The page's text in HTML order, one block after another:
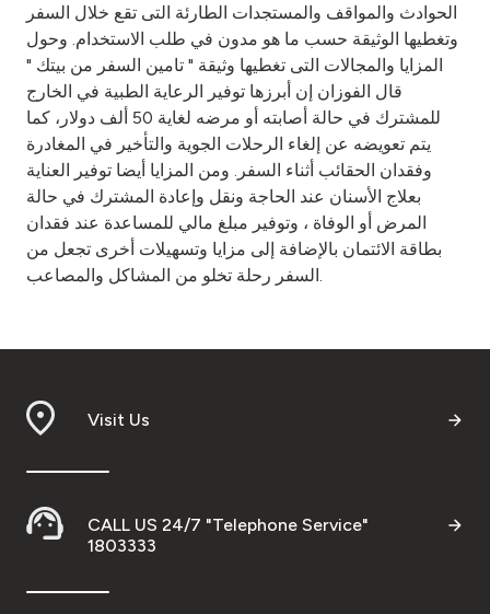
الحوادث والمواقف والمستجدات الطارئة التى تقع خلال السفر
وتغطيها الوثيقة حسب ما هو مدون في طلب الاستخدام. وحول
المزايا والمجالات التى تغطيها وثيقة " تامين السفر من بيتك "
قال الفوزان إن أبرزها توفير الرعاية الطبية في الخارج
للمشترك في حالة أصابته أو مرضه لغاية 50 ألف دولار، كما
يتم تعويضه عن إلغاء الرحلات الجوية والتأخير في المغادرة
وفقدان الحقائب أثناء السفر. ومن المزايا أيضا توفير العناية
بعلاج الأسنان عند الحاجة ونقل وإعادة المشترك في حالة
المرض أو الوفاة ، وتوفير مبلغ مالي للمساعدة عند فقدان
بطاقة الائتمان بالإضافة إلى مزايا وتسهيلات أخرى تجعل من
السفر رحلة تخلو من المشاكل والمصاعب.
Visit Us
CALL US 24/7 "Telephone Service"
1803333